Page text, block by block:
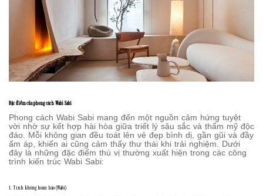
Đặc điểm của phong cách Wabi Sabi
Phong cách Wabi Sabi mang đến một nguồn cảm hứng tuyệt
vời nhờ sự kết hợp hài hòa giữa triết lý sâu sắc và thẩm mỹ độc
đáo. Mỗi không gian đều toát lên vẻ đẹp bình dị, gần gũi và đầy
ấm áp, khiến ai cũng cảm thấy thư thái khi trải nghiệm. Dưới
đây là những đặc điểm thú vị thường xuất hiện trong các công
trình kiến trúc Wabi Sabi:
1. Tính không hoàn hảo (Wabi)